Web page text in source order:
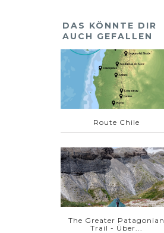
DAS KÖNNTE DIR
AUCH GEFALLEN
Route Chile
The Greater Patagonian
Trail - Über...